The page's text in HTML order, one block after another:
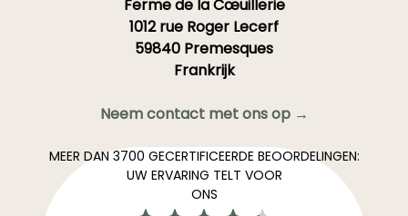
Ferme de la Cœuillerie
1012 rue Roger Lecerf
59840 Premesques
Frankrijk
Neem contact met ons op →
MEER DAN 3700 GECERTIFICEERDE BEOORDELINGEN:
UW ERVARING TELT VOOR
ONS